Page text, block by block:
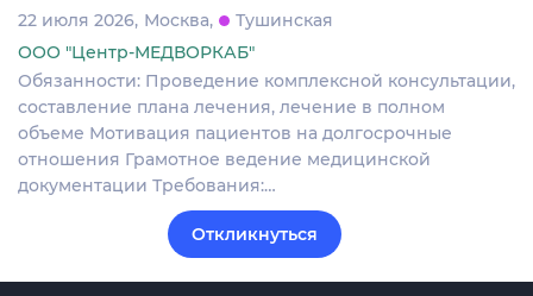
22 июля 2026 Москва
Тушинская
ООО "Центр-МЕДВОРКАБ"
Обязанности: Проведение комплексной консультации,
составление плана лечения, лечение в полном
объеме Мотивация пациентов на долгосрочные
отношения Грамотное ведение медицинской
документации Требования:…
Откликнуться